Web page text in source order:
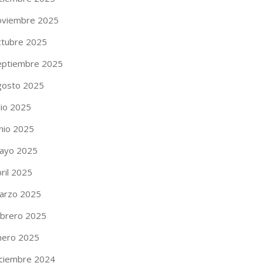
2025
2025
2025
2025
2025
2025
2025
2025
2025
2025
2025
2024